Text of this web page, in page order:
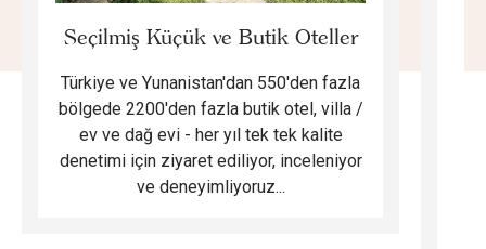
Seçilmiş Küçük ve Butik Oteller
Türkiye ve Yunanistan'dan 550'den fazla
bölgede 2200'den fazla butik otel, villa /
ev ve dağ evi - her yıl tek tek kalite
denetimi için ziyaret ediliyor, inceleniyor
ve deneyimliyoruz...